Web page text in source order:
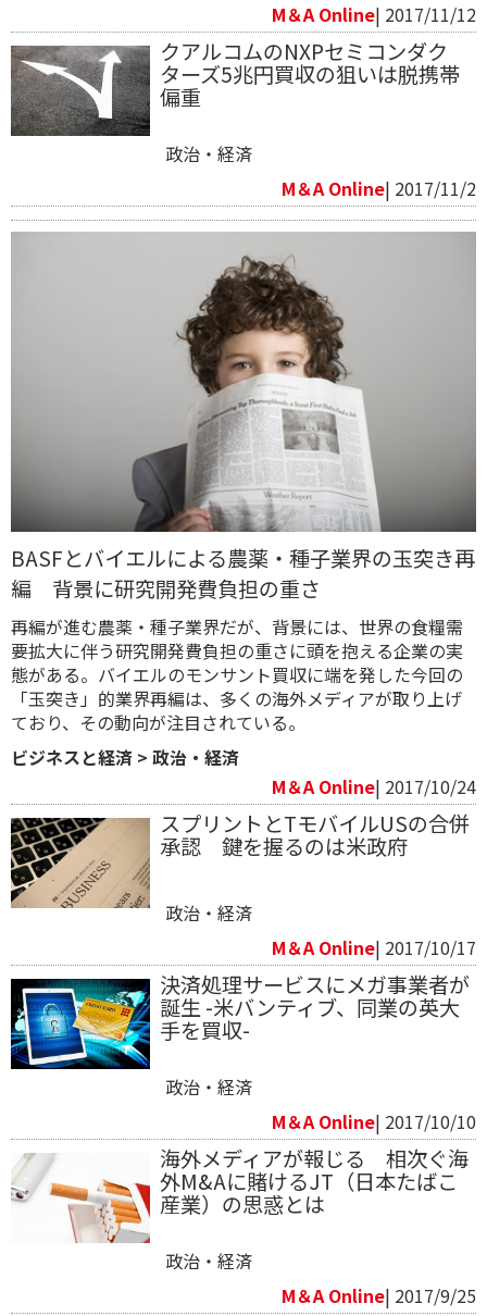
M＆A Online| 2017/11/12
クアルコムのNXPセミコンダク
ターズ5兆円買収の狙いは脱携帯
偏重
政治・経済
M＆A Online| 2017/11/2
BASFとバイエルによる農薬・種子業界の玉突き再
編 背景に研究開発費負担の重さ
再編が進む農薬・種子業界だが、背景には、世界の食糧需
要拡大に伴う研究開発費負担の重さに頭を抱える企業の実
態がある。バイエルのモンサント買収に端を発した今回の
「玉突き」的業界再編は、多くの海外メディアが取り上げ
ており、その動向が注目されている。
ビジネスと経済 > 政治・経済
M＆A Online| 2017/10/24
スプリントとTモバイルUSの合併
承認 鍵を握るのは米政府
政治・経済
M＆A Online| 2017/10/17
決済処理サービスにメガ事業者が
誕生 -米バンティブ、同業の英大
手を買収-
政治・経済
M＆A Online| 2017/10/10
海外メディアが報じる 相次ぐ海
外M&Aに賭けるJT（日本たばこ
産業）の思惑とは
政治・経済
M＆A Online| 2017/9/25